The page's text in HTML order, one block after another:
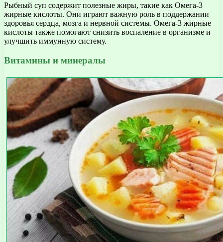
Рыбный суп содержит полезные жиры, такие как Омега-3
жирные кислоты. Они играют важную роль в поддержании
здоровья сердца, мозга и нервной системы. Омега-3 жирные
кислоты также помогают снизить воспаление в организме и
улучшить иммунную систему.
Витамины и минералы